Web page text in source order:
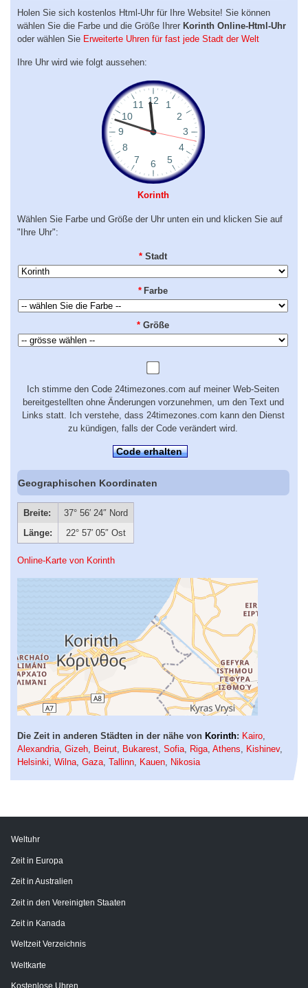
Holen Sie sich kostenlos Html-Uhr für Ihre Website! Sie können
wählen Sie die Farbe und die Größe Ihrer Korinth Online-Html-Uhr
oder wählen Sie Erweiterte Uhren für fast jede Stadt der Welt
Ihre Uhr wird wie folgt aussehen:
Korinth
Wählen Sie Farbe und Größe der Uhr unten ein und klicken Sie auf
"Ihre Uhr":
* Stadt
* Farbe
* Größe
Ich stimme den Code 24timezones.com auf meiner Web-Seiten
bereitgestellten ohne Änderungen vorzunehmen, um den Text und
Links statt. Ich verstehe, dass 24timezones.com kann den Dienst
zu kündigen, falls der Code verändert wird.
Code erhalten
Geographischen Koordinaten
Breite:
37° 56′ 24″ Nord
Länge:
22° 57′ 05″ Ost
Online-Karte von Korinth
Die Zeit in anderen Städten in der nähe von Korinth: Kairo
Alexandria Gizeh Beirut Bukarest Sofia Riga Athens Kishinev,
Helsinki Wilna Gaza Tallinn Kauen Nikosia
Weltuhr
Zeit in Europa
Zeit in Australien
Zeit in den Vereinigten Staaten
Zeit in Kanada
Weltzeit Verzeichnis
Weltkarte
Kostenlose Uhren